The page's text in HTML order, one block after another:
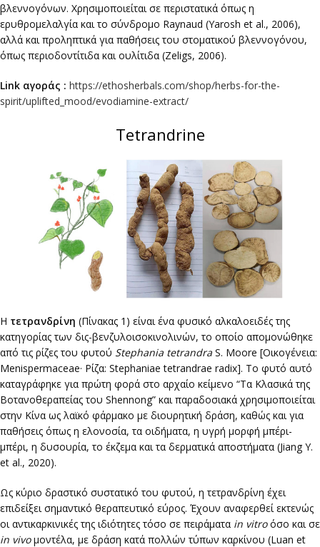
βλεννογόνων. Χρησιμοποιείται σε περιστατικά όπως η
ερυθρομελαλγία και το σύνδρομο Raynaud (Yarosh et al., 2006),
αλλά και προληπτικά για παθήσεις του στοματικού βλεννογόνου,
όπως περιοδοντίτιδα και ουλίτιδα (Zeligs, 2006).
Link αγοράς : https://ethosherbals.com/shop/herbs-for-the-
spirit/uplifted_mood/evodiamine-extract/
Tetrandrine
Η τετρανδρίνη (Πίνακας 1) είναι ένα φυσικό αλκαλοειδές της
κατηγορίας των δις-βενζυλοισοκινολινών, το οποίο απομονώθηκε
από τις ρίζες του φυτού Stephania tetrandra S. Moore [Οικογένεια:
Menispermaceae· Ρίζα: Stephaniae tetrandrae radix]. Το φυτό αυτό
καταγράφηκε για πρώτη φορά στο αρχαίο κείμενο “Τα Κλασικά της
Βοτανοθεραπείας του Shennong” και παραδοσιακά χρησιμοποιείται
στην Κίνα ως λαϊκό φάρμακο με διουρητική δράση, καθώς και για
παθήσεις όπως η ελονοσία, τα οιδήματα, η υγρή μορφή μπέρι-
μπέρι, η δυσουρία, το έκζεμα και τα δερματικά αποστήματα (Jiang Y.
et al., 2020).
Ως κύριο δραστικό συστατικό του φυτού, η τετρανδρίνη έχει
επιδείξει σημαντικό θεραπευτικό εύρος. Έχουν αναφερθεί εκτενώς
οι αντικαρκινικές της ιδιότητες τόσο σε πειράματα in vitroόσο και σε
in vivoμοντέλα, με δράση κατά πολλών τύπων καρκίνου (Luan et